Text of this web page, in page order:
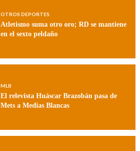
OTROS DEPORTES
Atletismo suma otro oro; RD se mantiene
en el sexto peldaño
MLB
El relevista Huáscar Brazobán pasa de
Mets a Medias Blancas